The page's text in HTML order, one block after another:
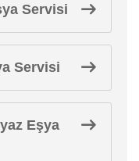
Servisi
Servisi
Eşya